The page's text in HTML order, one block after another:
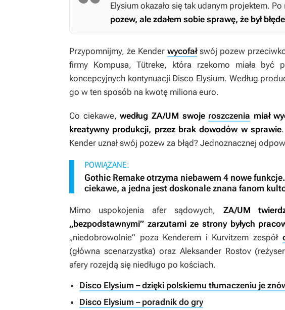
Elysium okazało się tak udanym projektem.
pozew, ale zdałem sobie sprawę, że był
Przypomnijmy, że Kender wycofałswój pozew
firmy Kompusa, Tütreke, która rzekomo miała być
koncepcyjnych kontynuacji Disco Elysium. Według
go w ten sposób na kwotę miliona euro.
Co ciekawe,według ZA/UM swoje roszczenia miał
kreatywny produkcji, przez brak dowodów w sprawie
Kender uznał swój pozew za błąd? Jednoznacznej
POWIĄZANE:
Gothic Remake otrzyma niebawem 4 nowe
ciekawe, a jedna jest doskonale znana fanom
Mimo uspokojenia afer sądowych, ZA/UM
„bezpodstawnymi” zarzutami ze strony byłych
„niedobrowolnie” poza Kenderem i Kurvitzem zespół
(główna scenarzystka) oraz Aleksander Rostov
afery rozejdą się niedługo po kościach.
Disco Elysium – dzięki polskiemu tłumaczeniu je
Disco Elysium – poradnik do gry